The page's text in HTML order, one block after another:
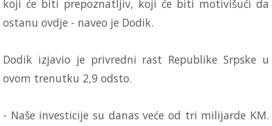
koji će biti prepoznatljiv, koji će biti motivišući da
ostanu ovdje - naveo je Dodik.
Dodik izjavio je privredni rast Republike Srpske u
ovom trenutku 2,9 odsto.
- Naše investicije su danas veće od tri milijarde KM.